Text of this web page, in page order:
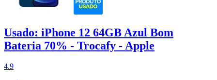
Usado: iPhone 12 64GB Azul Bom
Bateria 70% - Trocafy - Apple
4.9